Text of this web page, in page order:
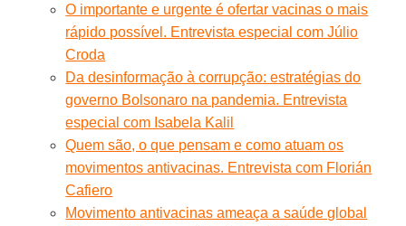
O importante e urgente é ofertar vacinas o mais
rápido possível. Entrevista especial com Júlio
Croda
Da desinformação à corrupção: estratégias do
governo Bolsonaro na pandemia. Entrevista
especial com Isabela Kalil
Quem são, o que pensam e como atuam os
movimentos antivacinas. Entrevista com Florián
Cafiero
Movimento antivacinas ameaça a saúde global